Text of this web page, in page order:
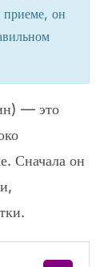
приеме, он
— это
Сначала он